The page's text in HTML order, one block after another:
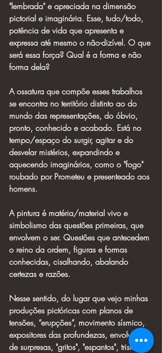
"lembrada" e apreciada na dimensão
pictorial e imaginária. Esse, tudo/todo,
potência de vida que apresenta e
expressa até mesmo o não-dizível. O que
será essa força? Qual é a forma e não
forma dela?
A ossatura que compõe esses trabalhos
se encontra no território distinto ao do
mundo das representações, do óbvio,
pronto, conhecido e acabado. Está no
tempo/espaço do surgir, agitar e do
desvelar mistérios, expandindo e
aquecendo imaginários, como o "fogo"
roubado por Prometeu e presenteado aos
homens.
A pintura é matéria/material vivo e
simbolismo das questões primeiras, que
envolvem o ser. Questões que antecedem
o reino da ordem, figuras e formas
conhecidas, cisalhando, abalando
certezas e razões.
Nesse sentido, do lugar que vejo minhas
produções pictóricas com planos de
tensões, “erupções”, movimento sísmico,
expositores das profundezas, envolventes
de surpresas, "gritos", "espantos", tristezas,